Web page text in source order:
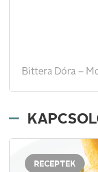
Bittera Dóra –
RECEPTEK